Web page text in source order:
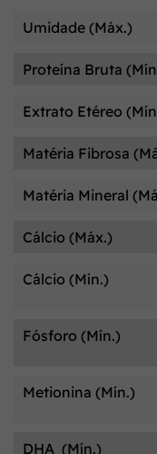
Umidade (Máx.)
Proteína Bruta
Extrato Etéreo
Matéria Fibrosa
Matéria Mineral
Cálcio (Máx.)
Cálcio (Mín.)
Fósforo (Mín.)
Metionina (Mín.)
DHA (Mín.)